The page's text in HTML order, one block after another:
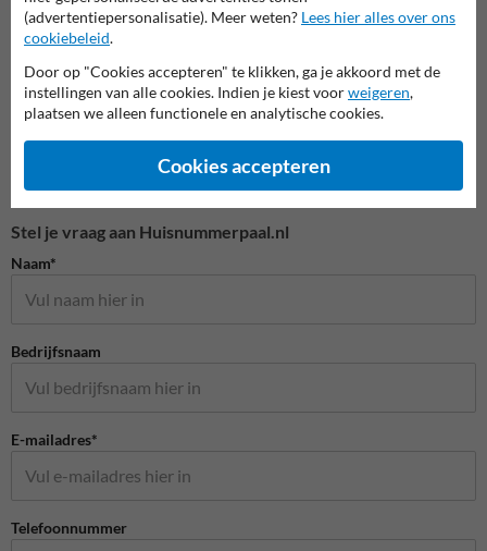
Huisnummerpalen en bordjes
Stel je vraag aan Huisnummerpaal.nl
Naam*
Bedrijfsnaam
E-mailadres*
Telefoonnummer
(advertentiepersonalisatie). Meer weten? Lees hier alles over ons
cookiebeleid.
Door op "Cookies accepteren" te klikken, ga je akkoord met de
instellingen van alle cookies. Indien je kiest voorweigeren,
plaatsen we alleen functionele en analytische cookies.
Cookies accepteren